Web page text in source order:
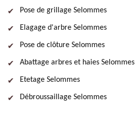
Pose de grillage Selommes
Elagage d'arbre Selommes
Pose de clôture Selommes
Abattage arbres et haies Selommes
Etetage Selommes
Débroussaillage Selommes